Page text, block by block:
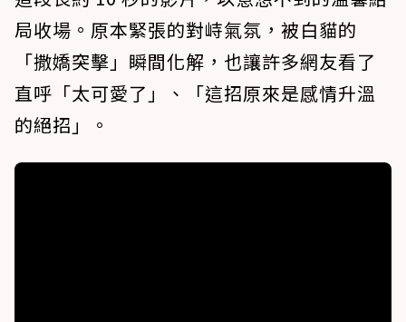
局收場。原本緊張的對峙氣氛，被白貓的
「撒嬌突擊」瞬間化解，也讓許多網友看了
直呼「太可愛了」、「這招原來是感情升溫
的絕招」。